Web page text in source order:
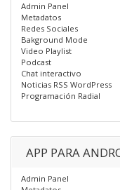
Admin Panel
Metadatos
Redes Sociales
Bakground Mode
Video Playlist
Podcast
Chat interactivo
Noticias RSS WordPress
Programación Radial
APP PARA
Admin Panel